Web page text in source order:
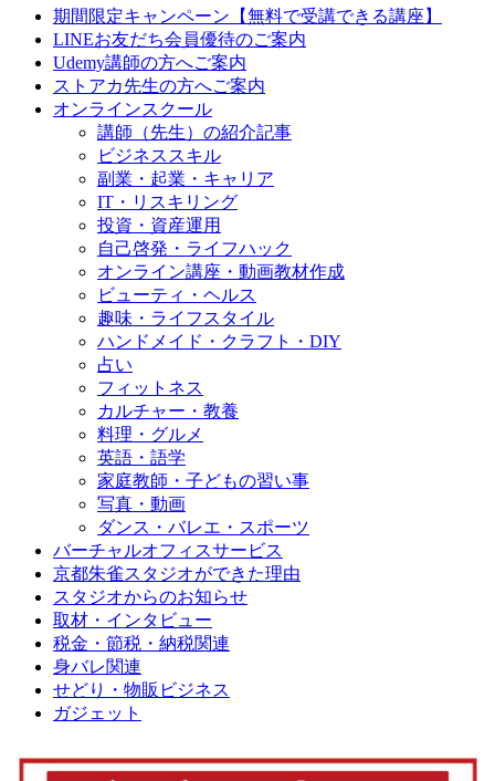
期間限定キャンペーン【無料で受講できる講座】
LINEお友だち会員優待のご案内
Udemy講師の方へご案内
ストアカ先生の方へご案内
オンラインスクール
講師（先生）の紹介記事
ビジネススキル
副業・起業・キャリア
IT・リスキリング
投資・資産運用
自己啓発・ライフハック
オンライン講座・動画教材作成
ビューティ・ヘルス
趣味・ライフスタイル
ハンドメイド・クラフト・DIY
占い
フィットネス
カルチャー・教養
料理・グルメ
英語・語学
家庭教師・子どもの習い事
写真・動画
ダンス・バレエ・スポーツ
バーチャルオフィスサービス
京都朱雀スタジオができた理由
スタジオからのお知らせ
取材・インタビュー
税金・節税・納税関連
身バレ関連
せどり・物販ビジネス
ガジェット